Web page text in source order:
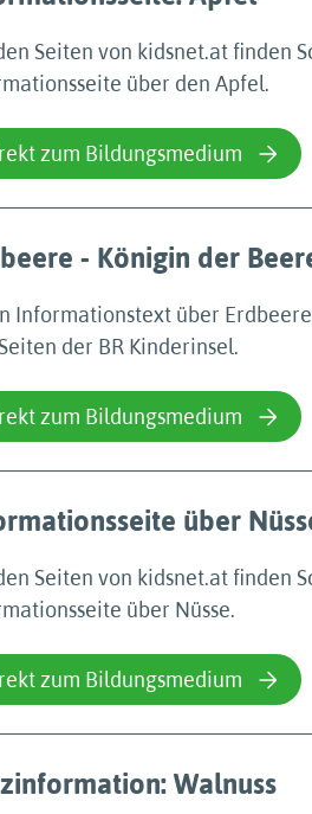
Seiten von kidsnet.at finden
über den Apfel.
zum Bildungsmedium
- Königin der
Informationstext über
der BR Kinderinsel.
zum Bildungsmedium
über
Seiten von kidsnet.at finden
über Nüsse.
zum Bildungsmedium
Walnuss